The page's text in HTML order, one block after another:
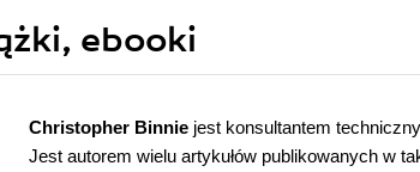
ebooki
Christopher Binnie jest konsultantem
Jest autorem wielu artykułów publikowanych w